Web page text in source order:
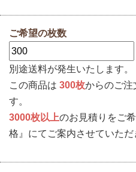
ご希望の枚数
別途送料が発生いたします。
この商品は 300枚からのご注
す。
3000枚以上のお見積りをご
格』にてご案内させていただ